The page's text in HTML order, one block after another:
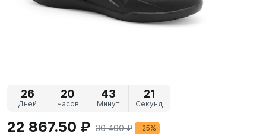
26
Дней
20
Часов
43
Минут
21
Секунд
22 867.50 ₽ 30 490 ₽ -25%